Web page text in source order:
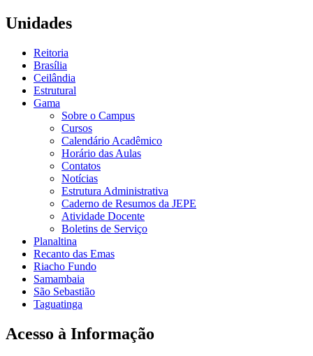
Unidades
Reitoria
Brasília
Ceilândia
Estrutural
Gama
Sobre o Campus
Cursos
Calendário Acadêmico
Horário das Aulas
Contatos
Notícias
Estrutura Administrativa
Caderno de Resumos da JEPE
Atividade Docente
Boletins de Serviço
Planaltina
Recanto das Emas
Riacho Fundo
Samambaia
São Sebastião
Taguatinga
Acesso à Informação